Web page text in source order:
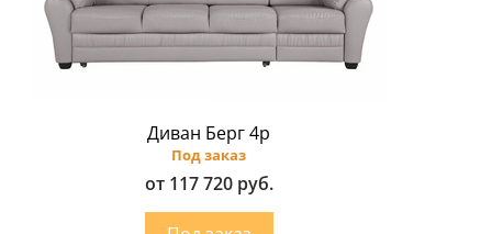
Диван Берг 4p
Под заказ
от 117 720 руб.